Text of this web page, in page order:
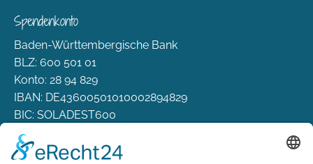
Spendenkonto
Baden-Württembergische Bank
BLZ: 600 501 01
Konto: 28 94 829
IBAN: DE43600501010002894829
BIC: SOLADEST600
Rechtliches